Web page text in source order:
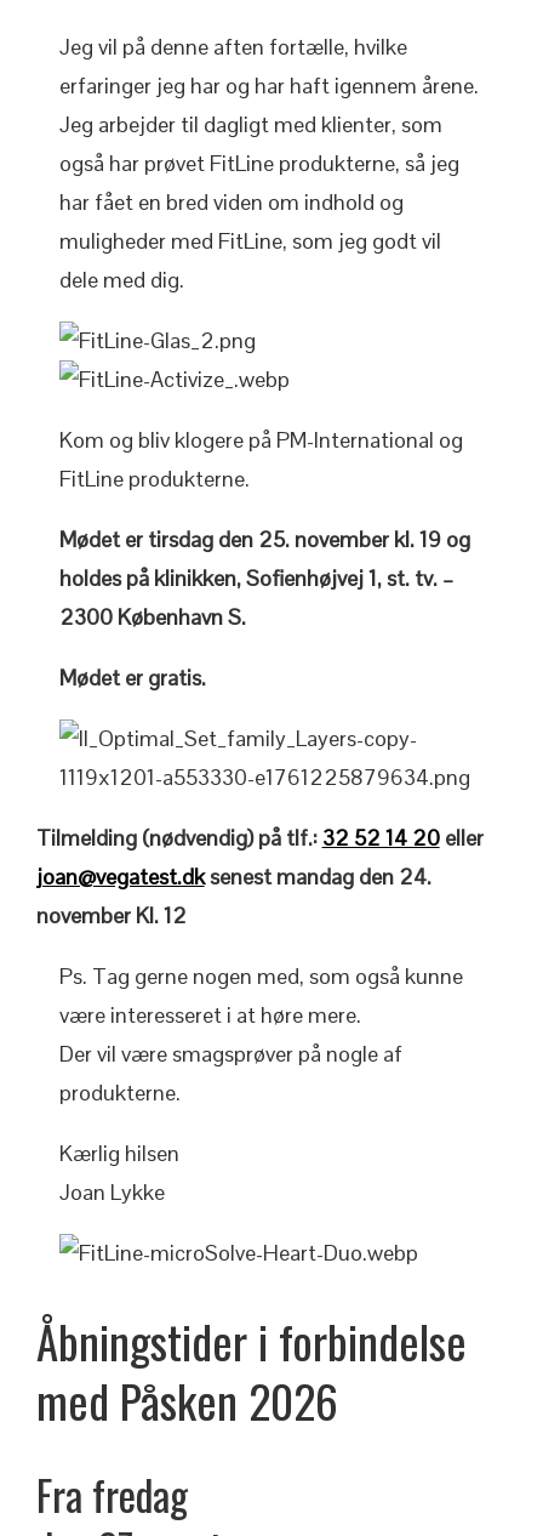
Jeg vil på denne aften fortælle, hvilke
erfaringer jeg har og har haft igennem årene.
Jeg arbejder til dagligt med klienter, som
også har prøvet FitLine produkterne, så jeg
har fået en bred viden om indhold og
muligheder med FitLine, som jeg godt vil
dele med dig.
Kom og bliv klogere på PM-International og
FitLine produkterne.
Mødet er tirsdag den 25. november kl. 19 og
holdes på klinikken, Sofienhøjvej 1, st. tv. –
2300 København S.
Mødet er gratis.
Tilmelding (nødvendig) på tlf.: 32 52 14 20eller
joan@vegatest.dksenest mandag den 24.
november Kl. 12
Ps. Tag gerne nogen med, som også kunne
være interesseret i at høre mere.
Der vil være smagsprøver på nogle af
produkterne.
Kærlig hilsen
Joan Lykke
Åbningstider i forbindelse
med Påsken 2026
Fra fredag